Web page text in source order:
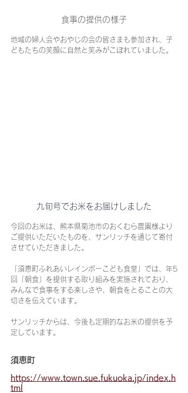
食事の提供の様子
地域の婦人会やおやじの会の皆さまも参加され、子
どもたちの笑顔に自然と笑みがこぼれていました。
九旬号でお米をお届けしました
今回のお米は、熊本県菊池市のおくむら農園様より
ご提供いただいたものを、サンリッチを通じて寄付
させていただきました。
「須恵町ふれあいレインボーこども食堂」では、年5
回「朝食」を提供する取り組みを実施されており、
みんなで食事をする楽しさや、朝食をとることの大
切さを伝えています。
サンリッチからは、今後も定期的なお米の提供を予
定しています。
須恵町
https://www.town.sue.fukuoka.jp/index.h
tml